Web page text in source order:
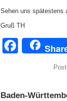
Sehen uns spätestens
Gruß TH
Baden-